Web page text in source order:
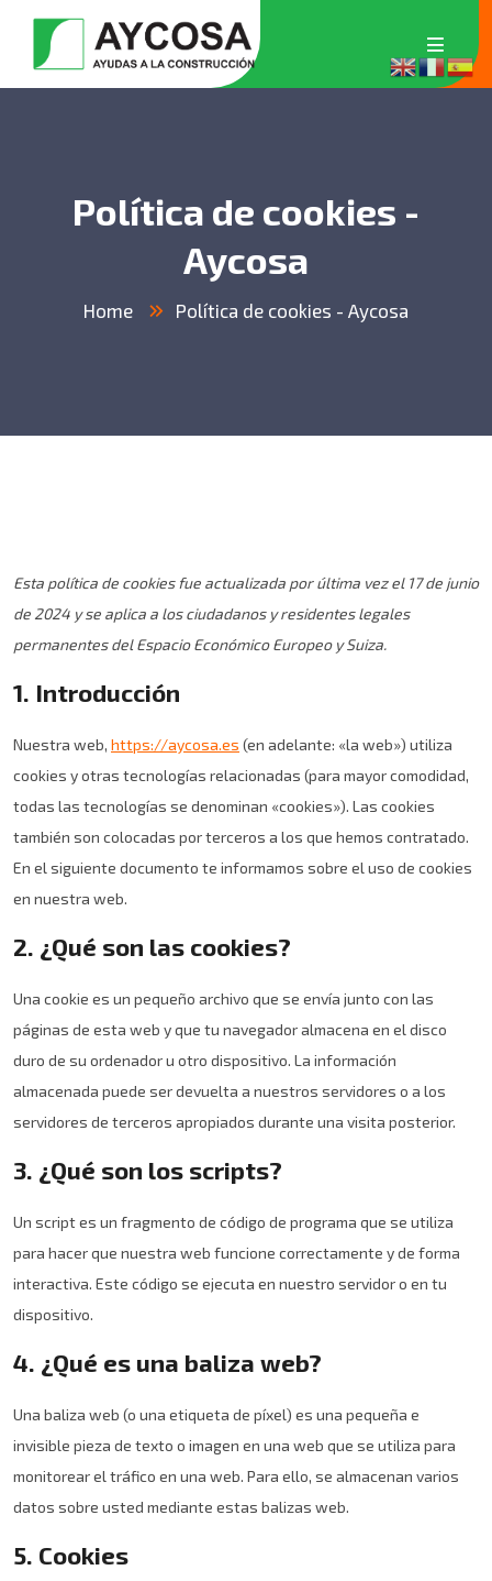
Política de cookies -
Aycosa
Home Política de cookies - Aycosa
Esta política de cookies fue actualizada por última vez el 17 de junio
de 2024 y se aplica a los ciudadanos y residentes legales
permanentes del Espacio Económico Europeo y Suiza.
1. Introducción
Nuestra web, https://aycosa.es (en adelante: «la web») utiliza
cookies y otras tecnologías relacionadas (para mayor comodidad,
todas las tecnologías se denominan «cookies»). Las cookies
también son colocadas por terceros a los que hemos contratado.
En el siguiente documento te informamos sobre el uso de cookies
en nuestra web.
2. ¿Qué son las cookies?
Una cookie es un pequeño archivo que se envía junto con las
páginas de esta web y que tu navegador almacena en el disco
duro de su ordenador u otro dispositivo. La información
almacenada puede ser devuelta a nuestros servidores o a los
servidores de terceros apropiados durante una visita posterior.
3. ¿Qué son los scripts?
Un script es un fragmento de código de programa que se utiliza
para hacer que nuestra web funcione correctamente y de forma
interactiva. Este código se ejecuta en nuestro servidor o en tu
dispositivo.
4. ¿Qué es una baliza web?
Una baliza web (o una etiqueta de píxel) es una pequeña e
invisible pieza de texto o imagen en una web que se utiliza para
monitorear el tráfico en una web. Para ello, se almacenan varios
datos sobre usted mediante estas balizas web.
5. Cookies